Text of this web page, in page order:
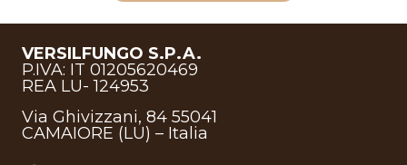
VERSILFUNGO S.P.A.
P.IVA: IT 01205620469
REA LU- 124953
Via Ghivizzani, 84 55041
CAMAIORE (LU) – Italia